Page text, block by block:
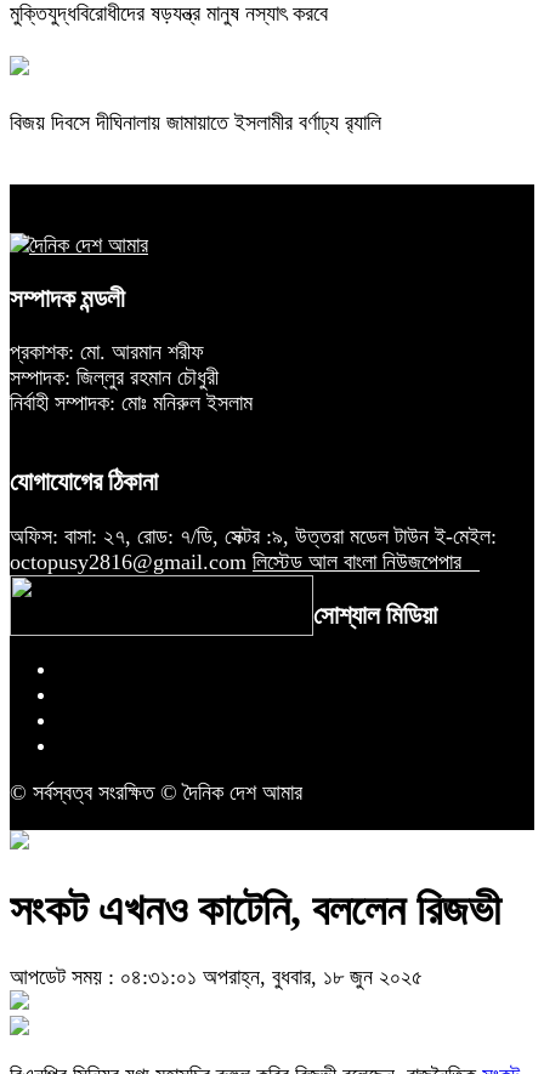
মুক্তিযুদ্ধবিরোধীদের ষড়যন্ত্র মানুষ নস্যাৎ করবে
বিজয় দিবসে দীঘিনালায় জামায়াতে ইসলামীর বর্ণাঢ্য র‍্যালি
সম্পাদক মন্ডলী
প্রকাশক: মো. আরমান শরীফ
সম্পাদক: জিল্লুর রহমান চৌধুরী
নির্বাহী সম্পাদক: মোঃ মনিরুল ইসলাম
যোগাযোগের ঠিকানা
অফিস: বাসা: ২৭, রোড: ৭/ডি, সেক্টর :৯, উত্তরা মডেল টাউন ই-মেইল:
octopusy2816@gmail.com লিস্টেড আল বাংলা নিউজপেপার
সোশ্যাল মিডিয়া
© সর্বস্বত্ব সংরক্ষিত © দৈনিক দেশ আমার
সংকট এখনও কাটেনি, বললেন রিজভী
আপডেট সময় : ০৪:৩১:০১ অপরাহ্ন, বুধবার, ১৮ জুন ২০২৫